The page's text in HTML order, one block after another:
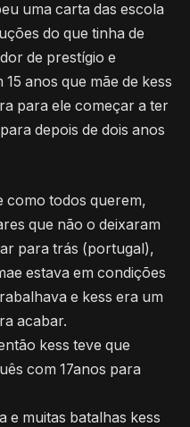
uma carta das escola
do que tinha de
de prestígio e
anos que mãe de kess
para ele começar a ter
depois de dois anos
como todos querem,
que não o deixaram
para trás (portugal),
estava em condições
e kess era um
acabar.
kess teve que
com 17anos para
e muitas batalhas kess